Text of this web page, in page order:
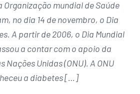
Organização mundial de Saúde
no dia 14 de novembro, o Dia
A partir de 2006, o Dia Mundial
a contar com o apoio da
Nações Unidas (ONU). A ONU
a diabetes […]